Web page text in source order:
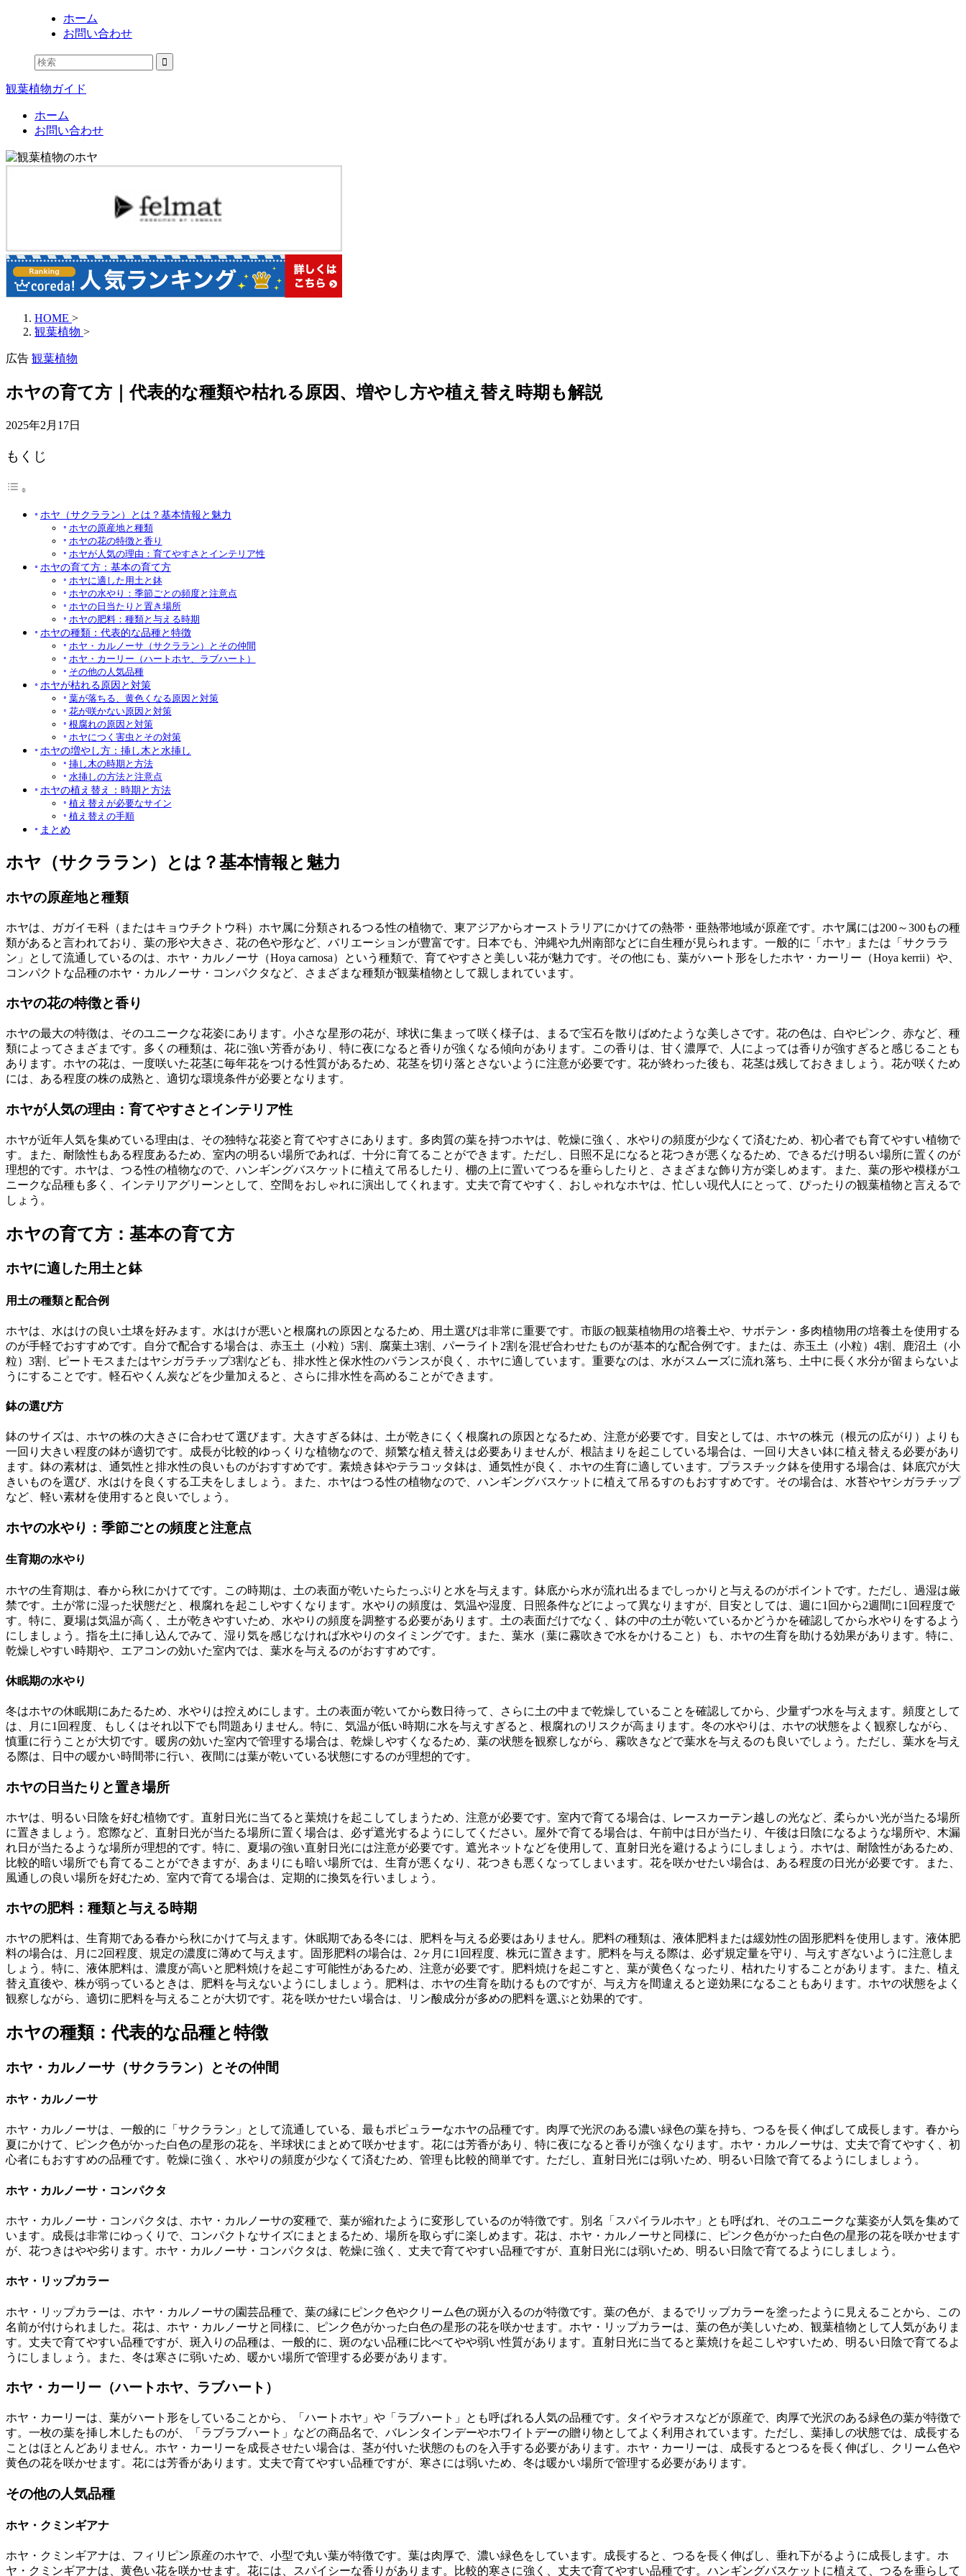
ホーム
お問い合わせ
観葉植物ガイド
ホーム
お問い合わせ
HOME >
観葉植物 >
広告 観葉植物
ホヤの育て方｜代表的な種類や枯れる原因、増やし方や植え替え時期も解説
2025年2月17日
もくじ
ホヤ（サクララン）とは？基本情報と魅力
ホヤの原産地と種類
ホヤの花の特徴と香り
ホヤが人気の理由：育てやすさとインテリア性
ホヤの育て方：基本の育て方
ホヤに適した用土と鉢
ホヤの水やり：季節ごとの頻度と注意点
ホヤの日当たりと置き場所
ホヤの肥料：種類と与える時期
ホヤの種類：代表的な品種と特徴
ホヤ・カルノーサ（サクララン）とその仲間
ホヤ・カーリー（ハートホヤ、ラブハート）
その他の人気品種
ホヤが枯れる原因と対策
葉が落ちる、黄色くなる原因と対策
花が咲かない原因と対策
根腐れの原因と対策
ホヤにつく害虫とその対策
ホヤの増やし方：挿し木と水挿し
挿し木の時期と方法
水挿しの方法と注意点
ホヤの植え替え：時期と方法
植え替えが必要なサイン
植え替えの手順
まとめ
ホヤ（サクララン）とは？基本情報と魅力
ホヤの原産地と種類
ホヤは、ガガイモ科（またはキョウチクトウ科）ホヤ属に分類されるつる性の植物で、東アジアからオーストラリアにかけての熱帯・亜熱帯地域が原産です。ホヤ属には200～300もの種
類があると言われており、葉の形や大きさ、花の色や形など、バリエーションが豊富です。日本でも、沖縄や九州南部などに自生種が見られます。一般的に「ホヤ」または「サクララ
ン」として流通しているのは、ホヤ・カルノーサ（Hoya carnosa）という種類で、育てやすさと美しい花が魅力です。その他にも、葉がハート形をしたホヤ・カーリー（Hoya kerrii）や、
コンパクトな品種のホヤ・カルノーサ・コンパクタなど、さまざまな種類が観葉植物として親しまれています。
ホヤの花の特徴と香り
ホヤの最大の特徴は、そのユニークな花姿にあります。小さな星形の花が、球状に集まって咲く様子は、まるで宝石を散りばめたような美しさです。花の色は、白やピンク、赤など、種
類によってさまざまです。多くの種類は、花に強い芳香があり、特に夜になると香りが強くなる傾向があります。この香りは、甘く濃厚で、人によっては香りが強すぎると感じることも
あります。ホヤの花は、一度咲いた花茎に毎年花をつける性質があるため、花茎を切り落とさないように注意が必要です。花が終わった後も、花茎は残しておきましょう。花が咲くため
には、ある程度の株の成熟と、適切な環境条件が必要となります。
ホヤが人気の理由：育てやすさとインテリア性
ホヤが近年人気を集めている理由は、その独特な花姿と育てやすさにあります。多肉質の葉を持つホヤは、乾燥に強く、水やりの頻度が少なくて済むため、初心者でも育てやすい植物で
す。また、耐陰性もある程度あるため、室内の明るい場所であれば、十分に育てることができます。ただし、日照不足になると花つきが悪くなるため、できるだけ明るい場所に置くのが
理想的です。ホヤは、つる性の植物なので、ハンギングバスケットに植えて吊るしたり、棚の上に置いてつるを垂らしたりと、さまざまな飾り方が楽しめます。また、葉の形や模様がユ
ニークな品種も多く、インテリアグリーンとして、空間をおしゃれに演出してくれます。丈夫で育てやすく、おしゃれなホヤは、忙しい現代人にとって、ぴったりの観葉植物と言えるで
しょう。
ホヤの育て方：基本の育て方
ホヤに適した用土と鉢
用土の種類と配合例
ホヤは、水はけの良い土壌を好みます。水はけが悪いと根腐れの原因となるため、用土選びは非常に重要です。市販の観葉植物用の培養土や、サボテン・多肉植物用の培養土を使用する
のが手軽でおすすめです。自分で配合する場合は、赤玉土（小粒）5割、腐葉土3割、パーライト2割を混ぜ合わせたものが基本的な配合例です。または、赤玉土（小粒）4割、鹿沼土（小
粒）3割、ピートモスまたはヤシガラチップ3割なども、排水性と保水性のバランスが良く、ホヤに適しています。重要なのは、水がスムーズに流れ落ち、土中に長く水分が留まらないよ
うにすることです。軽石やくん炭などを少量加えると、さらに排水性を高めることができます。
鉢の選び方
鉢のサイズは、ホヤの株の大きさに合わせて選びます。大きすぎる鉢は、土が乾きにくく根腐れの原因となるため、注意が必要です。目安としては、ホヤの株元（根元の広がり）よりも
一回り大きい程度の鉢が適切です。成長が比較的ゆっくりな植物なので、頻繁な植え替えは必要ありませんが、根詰まりを起こしている場合は、一回り大きい鉢に植え替える必要があり
ます。鉢の素材は、通気性と排水性の良いものがおすすめです。素焼き鉢やテラコッタ鉢は、通気性が良く、ホヤの生育に適しています。プラスチック鉢を使用する場合は、鉢底穴が大
きいものを選び、水はけを良くする工夫をしましょう。また、ホヤはつる性の植物なので、ハンギングバスケットに植えて吊るすのもおすすめです。その場合は、水苔やヤシガラチップ
など、軽い素材を使用すると良いでしょう。
ホヤの水やり：季節ごとの頻度と注意点
生育期の水やり
ホヤの生育期は、春から秋にかけてです。この時期は、土の表面が乾いたらたっぷりと水を与えます。鉢底から水が流れ出るまでしっかりと与えるのがポイントです。ただし、過湿は厳
禁です。土が常に湿った状態だと、根腐れを起こしやすくなります。水やりの頻度は、気温や湿度、日照条件などによって異なりますが、目安としては、週に1回から2週間に1回程度で
す。特に、夏場は気温が高く、土が乾きやすいため、水やりの頻度を調整する必要があります。土の表面だけでなく、鉢の中の土が乾いているかどうかを確認してから水やりをするよう
にしましょう。指を土に挿し込んでみて、湿り気を感じなければ水やりのタイミングです。また、葉水（葉に霧吹きで水をかけること）も、ホヤの生育を助ける効果があります。特に、
乾燥しやすい時期や、エアコンの効いた室内では、葉水を与えるのがおすすめです。
休眠期の水やり
冬はホヤの休眠期にあたるため、水やりは控えめにします。土の表面が乾いてから数日待って、さらに土の中まで乾燥していることを確認してから、少量ずつ水を与えます。頻度として
は、月に1回程度、もしくはそれ以下でも問題ありません。特に、気温が低い時期に水を与えすぎると、根腐れのリスクが高まります。冬の水やりは、ホヤの状態をよく観察しながら、
慎重に行うことが大切です。暖房の効いた室内で管理する場合は、乾燥しやすくなるため、葉の状態を観察しながら、霧吹きなどで葉水を与えるのも良いでしょう。ただし、葉水を与え
る際は、日中の暖かい時間帯に行い、夜間には葉が乾いている状態にするのが理想的です。
ホヤの日当たりと置き場所
ホヤは、明るい日陰を好む植物です。直射日光に当てると葉焼けを起こしてしまうため、注意が必要です。室内で育てる場合は、レースカーテン越しの光など、柔らかい光が当たる場所
に置きましょう。窓際など、直射日光が当たる場所に置く場合は、必ず遮光するようにしてください。屋外で育てる場合は、午前中は日が当たり、午後は日陰になるような場所や、木漏
れ日が当たるような場所が理想的です。特に、夏場の強い直射日光には注意が必要です。遮光ネットなどを使用して、直射日光を避けるようにしましょう。ホヤは、耐陰性があるため、
比較的暗い場所でも育てることができますが、あまりにも暗い場所では、生育が悪くなり、花つきも悪くなってしまいます。花を咲かせたい場合は、ある程度の日光が必要です。また、
風通しの良い場所を好むため、室内で育てる場合は、定期的に換気を行いましょう。
ホヤの肥料：種類と与える時期
ホヤの肥料は、生育期である春から秋にかけて与えます。休眠期である冬には、肥料を与える必要はありません。肥料の種類は、液体肥料または緩効性の固形肥料を使用します。液体肥
料の場合は、月に2回程度、規定の濃度に薄めて与えます。固形肥料の場合は、2ヶ月に1回程度、株元に置きます。肥料を与える際は、必ず規定量を守り、与えすぎないように注意しま
しょう。特に、液体肥料は、濃度が高いと肥料焼けを起こす可能性があるため、注意が必要です。肥料焼けを起こすと、葉が黄色くなったり、枯れたりすることがあります。また、植え
替え直後や、株が弱っているときは、肥料を与えないようにしましょう。肥料は、ホヤの生育を助けるものですが、与え方を間違えると逆効果になることもあります。ホヤの状態をよく
観察しながら、適切に肥料を与えることが大切です。花を咲かせたい場合は、リン酸成分が多めの肥料を選ぶと効果的です。
ホヤの種類：代表的な品種と特徴
ホヤ・カルノーサ（サクララン）とその仲間
ホヤ・カルノーサ
ホヤ・カルノーサは、一般的に「サクララン」として流通している、最もポピュラーなホヤの品種です。肉厚で光沢のある濃い緑色の葉を持ち、つるを長く伸ばして成長します。春から
夏にかけて、ピンク色がかった白色の星形の花を、半球状にまとめて咲かせます。花には芳香があり、特に夜になると香りが強くなります。ホヤ・カルノーサは、丈夫で育てやすく、初
心者にもおすすめの品種です。乾燥に強く、水やりの頻度が少なくて済むため、管理も比較的簡単です。ただし、直射日光には弱いため、明るい日陰で育てるようにしましょう。
ホヤ・カルノーサ・コンパクタ
ホヤ・カルノーサ・コンパクタは、ホヤ・カルノーサの変種で、葉が縮れたように変形しているのが特徴です。別名「スパイラルホヤ」とも呼ばれ、そのユニークな葉姿が人気を集めて
います。成長は非常にゆっくりで、コンパクトなサイズにまとまるため、場所を取らずに楽しめます。花は、ホヤ・カルノーサと同様に、ピンク色がかった白色の星形の花を咲かせます
が、花つきはやや劣ります。ホヤ・カルノーサ・コンパクタは、乾燥に強く、丈夫で育てやすい品種ですが、直射日光には弱いため、明るい日陰で育てるようにしましょう。
ホヤ・リップカラー
ホヤ・リップカラーは、ホヤ・カルノーサの園芸品種で、葉の縁にピンク色やクリーム色の斑が入るのが特徴です。葉の色が、まるでリップカラーを塗ったように見えることから、この
名前が付けられました。花は、ホヤ・カルノーサと同様に、ピンク色がかった白色の星形の花を咲かせます。ホヤ・リップカラーは、葉の色が美しいため、観葉植物として人気がありま
す。丈夫で育てやすい品種ですが、斑入りの品種は、一般的に、斑のない品種に比べてやや弱い性質があります。直射日光に当てると葉焼けを起こしやすいため、明るい日陰で育てるよ
うにしましょう。また、冬は寒さに弱いため、暖かい場所で管理する必要があります。
ホヤ・カーリー（ハートホヤ、ラブハート）
ホヤ・カーリーは、葉がハート形をしていることから、「ハートホヤ」や「ラブハート」とも呼ばれる人気の品種です。タイやラオスなどが原産で、肉厚で光沢のある緑色の葉が特徴で
す。一枚の葉を挿し木したものが、「ラブラブハート」などの商品名で、バレンタインデーやホワイトデーの贈り物としてよく利用されています。ただし、葉挿しの状態では、成長する
ことはほとんどありません。ホヤ・カーリーを成長させたい場合は、茎が付いた状態のものを入手する必要があります。ホヤ・カーリーは、成長するとつるを長く伸ばし、クリーム色や
黄色の花を咲かせます。花には芳香があります。丈夫で育てやすい品種ですが、寒さには弱いため、冬は暖かい場所で管理する必要があります。
その他の人気品種
ホヤ・クミンギアナ
ホヤ・クミンギアナは、フィリピン原産のホヤで、小型で丸い葉が特徴です。葉は肉厚で、濃い緑色をしています。成長すると、つるを長く伸ばし、垂れ下がるように成長します。ホ
ヤ・クミンギアナは、黄色い花を咲かせます。花には、スパイシーな香りがあります。比較的寒さに強く、丈夫で育てやすい品種です。ハンギングバスケットに植えて、つるを垂らして